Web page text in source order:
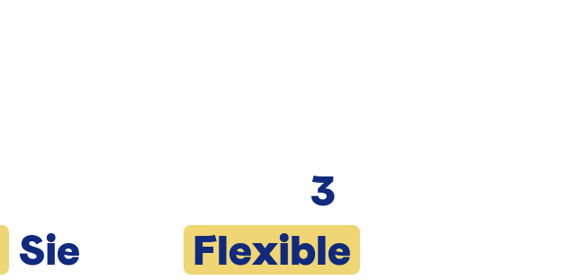
Sie
Flexible
3